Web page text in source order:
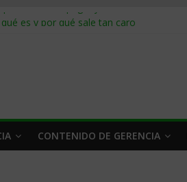
cómo pagar y cobrar en 2026
cadena de suministro: qué hacer
UU.: cómo segmentarlo y venderle
CONTENIDO DE GERENCIA